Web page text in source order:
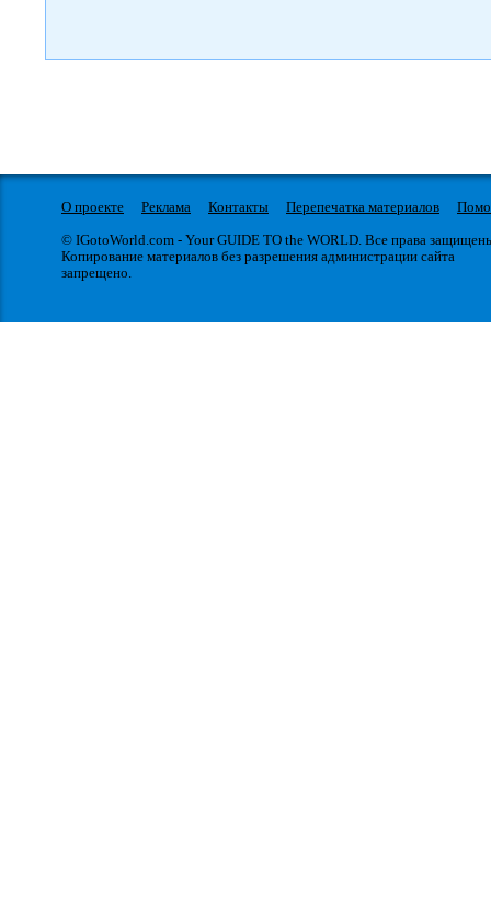
О проекте Реклама Контакты Перепечатка материалов
© IGotoWorld.com - Your GUIDE TO the WORLD. Все права
Копирование материалов без разрешения администрации сайта
запрещено.